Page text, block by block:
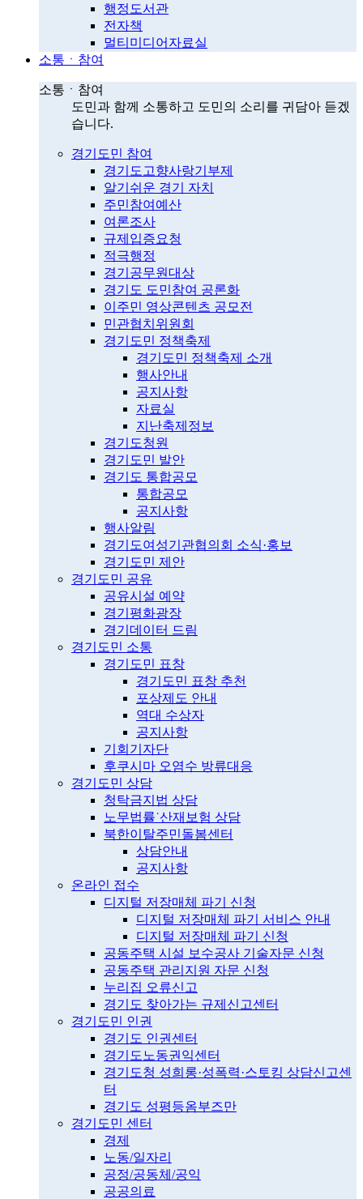
행정도서관
전자책
멀티미디어자료실
소통ㆍ참여
소통ㆍ참여
도민과 함께 소통하고 도민의 소리를 귀담아 듣겠
습니다.
경기도민 참여
경기도고향사랑기부제
알기쉬운 경기 자치
주민참여예산
여론조사
규제입증요청
적극행정
경기공무원대상
경기도 도민참여 공론화
이주민 영상콘텐츠 공모전
민관협치위원회
경기도민 정책축제
경기도민 정책축제 소개
행사안내
공지사항
자료실
지난축제정보
경기도청원
경기도민 발안
경기도 통합공모
통합공모
공지사항
행사알림
경기도여성기관협의회 소식·홍보
경기도민 제안
경기도민 공유
공유시설 예약
경기평화광장
경기데이터 드림
경기도민 소통
경기도민 표창
경기도민 표창 추천
포상제도 안내
역대 수상자
공지사항
기회기자단
후쿠시마 오염수 방류대응
경기도민 상담
청탁금지법 상담
노무법률˙산재보험 상담
북한이탈주민돌봄센터
상담안내
공지사항
온라인 접수
디지털 저장매체 파기 신청
디지털 저장매체 파기 서비스 안내
디지털 저장매체 파기 신청
공동주택 시설 보수공사 기술자문 신청
공동주택 관리지원 자문 신청
누리집 오류신고
경기도 찾아가는 규제신고센터
경기도민 인권
경기도 인권센터
경기도노동권익센터
경기도청 성희롱·성폭력·스토킹 상담신고센
터
경기도 성평등옴부즈만
경기도민 센터
경제
노동/일자리
공정/공동체/공익
공공의료